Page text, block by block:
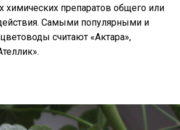
химических препаратов общего или
Самыми популярными и
считают «Актара»,